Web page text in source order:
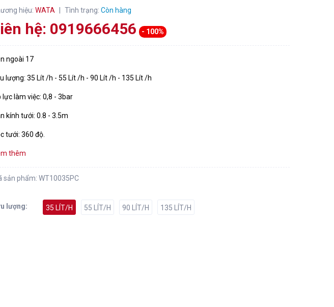
hiệu: WATA Tình trạng: Còn hàng
hệ: 0919666456 - 100%
ngoài 17
lượng: 35 Lít /h - 55 Lít /h - 90 Lít /h - 135 Lít /h
lực làm việc: 0,8 - 3bar
kính tưới: 0.8 - 3.5m
tưới: 360 độ.
thêm
sản phẩm: WT10035PC
lượng: 35 LÍT/H 55 LÍT/H 90 LÍT/H 135 LÍT/H